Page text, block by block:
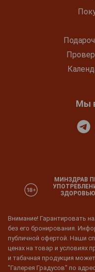
Мы
МИНЗДРАВ
Внимание! Гарантировать
без его бронирования.
публичной офертой. Наши
ценах на товар и условиях
и табачная продукция
"Галерея Градусов" по